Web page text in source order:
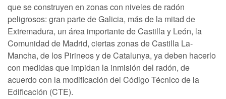
que se construyen en zonas con niveles de radón
peligrosos: gran parte de Galicia, más de la mitad de
Extremadura, un área importante de Castilla y León, la
Comunidad de Madrid, ciertas zonas de Castilla La-
Mancha, de los Pirineos y de Catalunya, ya deben hacerlo
con medidas que impidan la inmisión del radón, de
acuerdo con la modificación del Código Técnico de la
Edificación (CTE).